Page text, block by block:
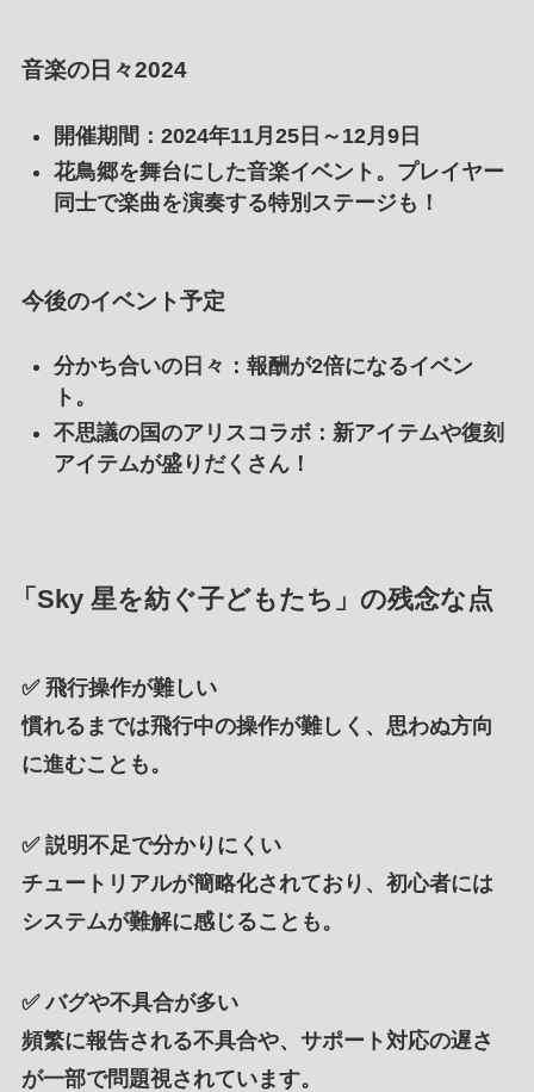
音楽の日々2024
開催期間：2024年11月25日～12月9日
花鳥郷を舞台にした音楽イベント。プレイヤー
同士で楽曲を演奏する特別ステージも！
今後のイベント予定
分かち合いの日々 ：報酬が2倍になるイベン
ト。
不思議の国のアリスコラボ：新アイテムや復刻
アイテムが盛りだくさん！
「Sky 星を紡ぐ子どもたち」の残念な点
✅ 飛行操作が難しい
慣れるまでは飛行中の操作が難しく、思わぬ方向
に進むことも。
✅ 説明不足で分かりにくい
チュートリアルが簡略化されており、初心者には
システムが難解に感じることも。
✅バグや不具合が多い
頻繁に報告される不具合や、サポート対応の遅さ
が一部で問題視されています。